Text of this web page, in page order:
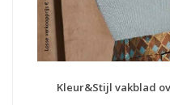
Kleur&Stijl vakblad